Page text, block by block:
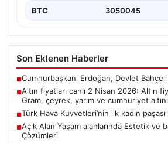
BTC 3050045
Son Eklenen Haberler
■Cumhurbaşkanı Erdoğan, Devlet
■Altın fiyatları canlı 2 Nisan 2026: Altın
Gram, çeyrek, yarım ve cumhuriyet altını
■Türk Hava Kuvvetleri’nin ilk kadın
■Açık Alan Yaşam alanlarında Estetik ve
Çözümleri